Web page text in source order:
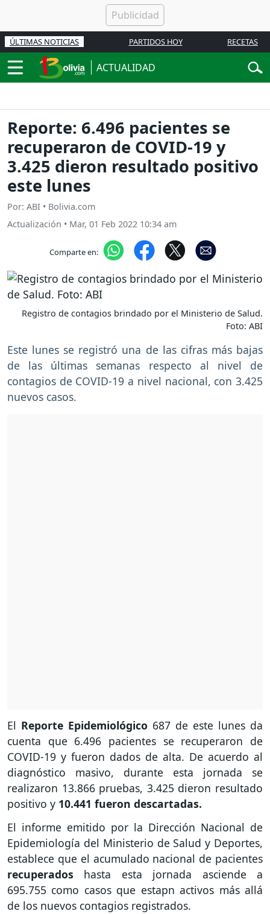
ÚLTIMAS NOTICIAS PARTIDOS HOY RECETAS
ACTUALIDAD
Reporte: 6.496 pacientes se
recuperaron de COVID-19 y
3.425 dieron resultado positivo
este lunes
Por: ABI • Bolivia.com
Actualización • Mar, 01 Feb 2022 10:34 am
Comparte en:
Registro de contagios brindado por el Ministerio de Salud.
Foto: ABI
Este lunes se registró una de las cifras más bajas
de las últimas semanas respecto al nivel de
contagios de COVID-19 a nivel nacional, con 3.425
nuevos casos.
El Reporte Epidemiológico 687 de este lunes da
cuenta que 6.496 pacientes se recuperaron de
COVID-19 y fueron dados de alta. De acuerdo al
diagnóstico masivo, durante esta jornada se
realizaron 13.866 pruebas, 3.425 dieron resultado
positivo y 10.441 fueron descartadas.
El informe emitido por la Dirección Nacional de
Epidemiología del Ministerio de Salud y Deportes,
establece que el acumulado nacional de pacientes
recuperados hasta esta jornada asciende a
695.755 como casos que estapn activos más allá
de los nuevos contagios registrados.